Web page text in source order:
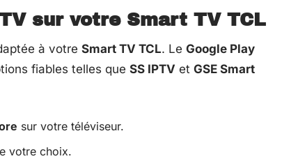
sur votre Smart TV TCL
à votre Smart TV TCL. Le Google Play
fiables telles que SS IPTV et GSE Smart
sur votre téléviseur.
votre choix.